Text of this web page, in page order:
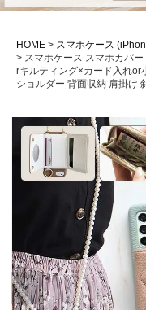
HOME スマホケース
スマホケース スマホカバ
rキルティング×カード入れor
ショルダー 背面収納 肩掛け